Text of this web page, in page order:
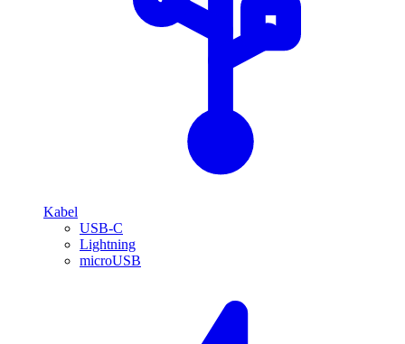
Kabel
USB-C
Lightning
microUSB